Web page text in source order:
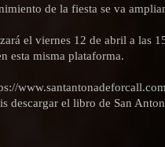
de la fiesta se va
el viernes 12 de abril a las
esta misma plataforma.
descargar el libro de San